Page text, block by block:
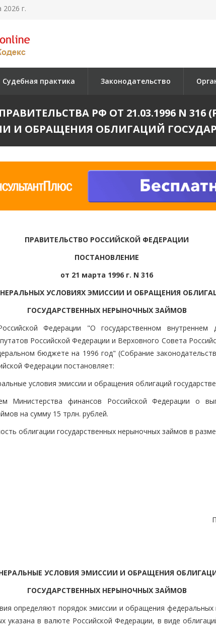
г.
Судебная практика Законодательство
РФ ОТ 21.03.1996 N 316
И ОБРАЩЕНИЯ ОБЛИГАЦИЙ
ПРАВИТЕЛЬСТВО РОССИЙСКОЙ ФЕДЕРАЦИИ
ПОСТАНОВЛЕНИЕ
от 21 марта 1996 г. N 316
УСЛОВИЯХ ЭМИССИИ И ОБРАЩЕНИЯ
ГОСУДАРСТВЕННЫХ НЕРЫНОЧНЫХ ЗАЙМОВ
Федерации "О государственном внутреннем
Российской Федерации и Верховного Совета
бюджете на 1996 год" (Собрание
Федерации постановляет:
условия эмиссии и обращения облигаций
Министерства финансов Российской Федерации о
на сумму 15 трлн. рублей.
облигации государственных нерыночных займов в
УСЛОВИЯ ЭМИССИИ И ОБРАЩЕНИЯ
ГОСУДАРСТВЕННЫХ НЕРЫНОЧНЫХ ЗАЙМОВ
определяют порядок эмиссии и обращения федеральных
указана в валюте Российской Федерации, в виде